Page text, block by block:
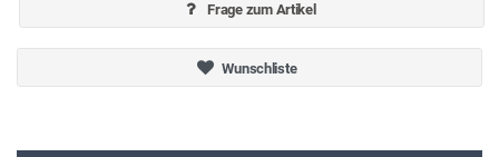
Frage zum Artikel
Wunschliste